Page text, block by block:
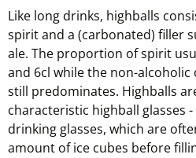
Like long drinks, highballs
spirit and a (carbonated) filler
ale. The proportion of spirit
and 6cl while the non-
still predominates. Highballs
characteristic highball glasses
drinking glasses, which are
amount of ice cubes before